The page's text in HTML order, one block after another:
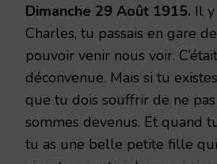
Dimanche 29 Août 1915. Il
Charles, tu passais en gare
pouvoir venir nous voir.
déconvenue. Mais si tu
que tu dois souffrir de ne
sommes devenus. Et quand
tu as une belle petite fille